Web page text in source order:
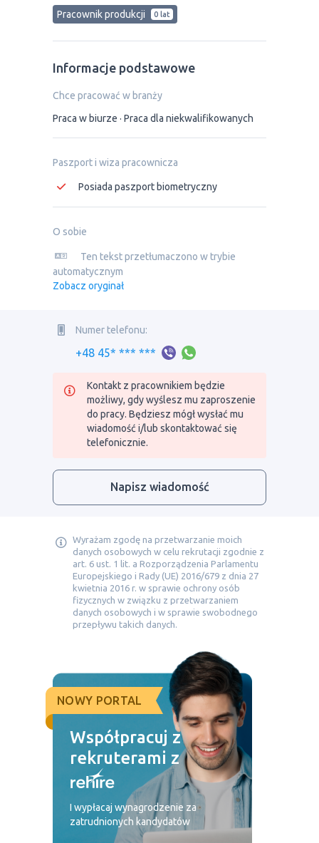
Pracownik produkcji 0 lat
Informacje podstawowe
Chce pracować w branży
Praca w biurze
Praca dla niekwalifikowanych
Paszport i wiza pracownicza
Posiada paszport biometryczny
O sobie
Ten tekst przetłumaczono w trybie
automatycznym
Zobacz oryginał
Numer telefonu:
+48 45* *** ***
Kontakt z pracownikiem będzie
możliwy, gdy wyślesz mu zaproszenie
do pracy. Będziesz mógł wysłać mu
wiadomość i/lub skontaktować się
telefonicznie.
Napisz wiadomość
Wyrażam zgodę na przetwarzanie moich
danych osobowych w celu rekrutacji zgodnie z
art. 6 ust. 1 lit. a Rozporządzenia Parlamentu
Europejskiego i Rady (UE) 2016/679 z dnia 27
kwietnia 2016 r. w sprawie ochrony osób
fizycznych w związku z przetwarzaniem
danych osobowych i w sprawie swobodnego
przepływu takich danych.
NOWY PORTAL
Współpracuj z
rekruterami z
I wypłacaj wynagrodzenie za
zatrudnionych kandydatów